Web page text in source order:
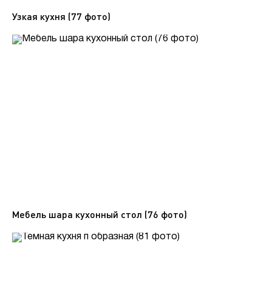
Узкая кухня (77 фото)
Мебель шара кухонный стол (76 фото)